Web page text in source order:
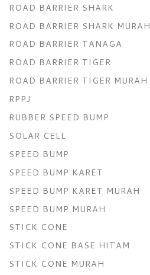
ROAD BARRIER SHARK
ROAD BARRIER SHARK MURAH
ROAD BARRIER TANAGA
ROAD BARRIER TIGER
ROAD BARRIER TIGER MURAH
RPPJ
RUBBER SPEED BUMP
SOLAR CELL
SPEED BUMP
SPEED BUMP KARET
SPEED BUMP KARET MURAH
SPEED BUMP MURAH
STICK CONE
STICK CONE BASE HITAM
STICK CONE MURAH